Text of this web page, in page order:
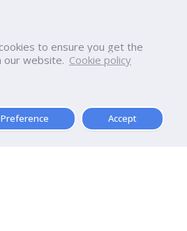
to ensure you get the
our website. Cookie policy
Accept